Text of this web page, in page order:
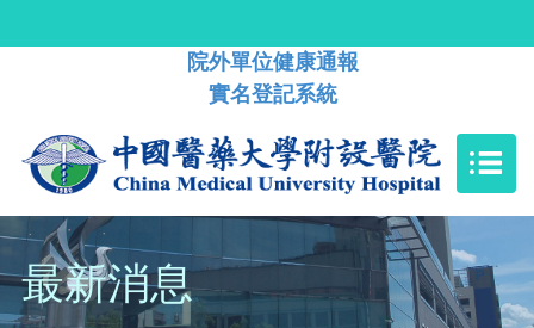
院外單位健康通報
實名登記系統
最新消息